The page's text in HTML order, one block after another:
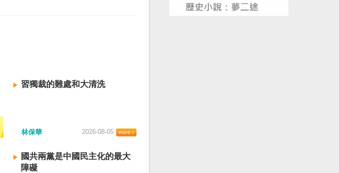
習獨裁的難處和大清洗
林保華 2026-08-05
國共兩黨是中國民主化的最大
障礙